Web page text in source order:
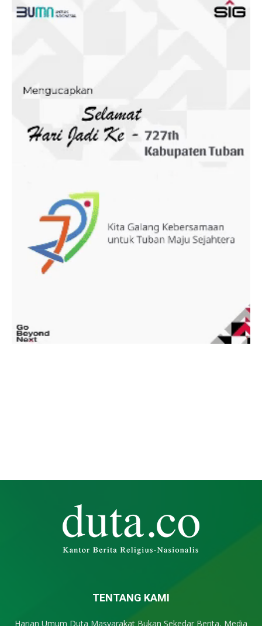
TENTANG KAMI
Harian Umum Duta Masyarakat Bukan Sekedar Berita, Media